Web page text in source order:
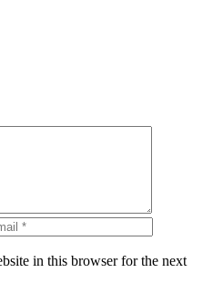
in this browser for the next